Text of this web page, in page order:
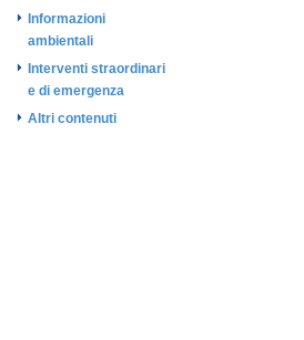
Informazioni
ambientali
Interventi straordinari
e di emergenza
Altri contenuti